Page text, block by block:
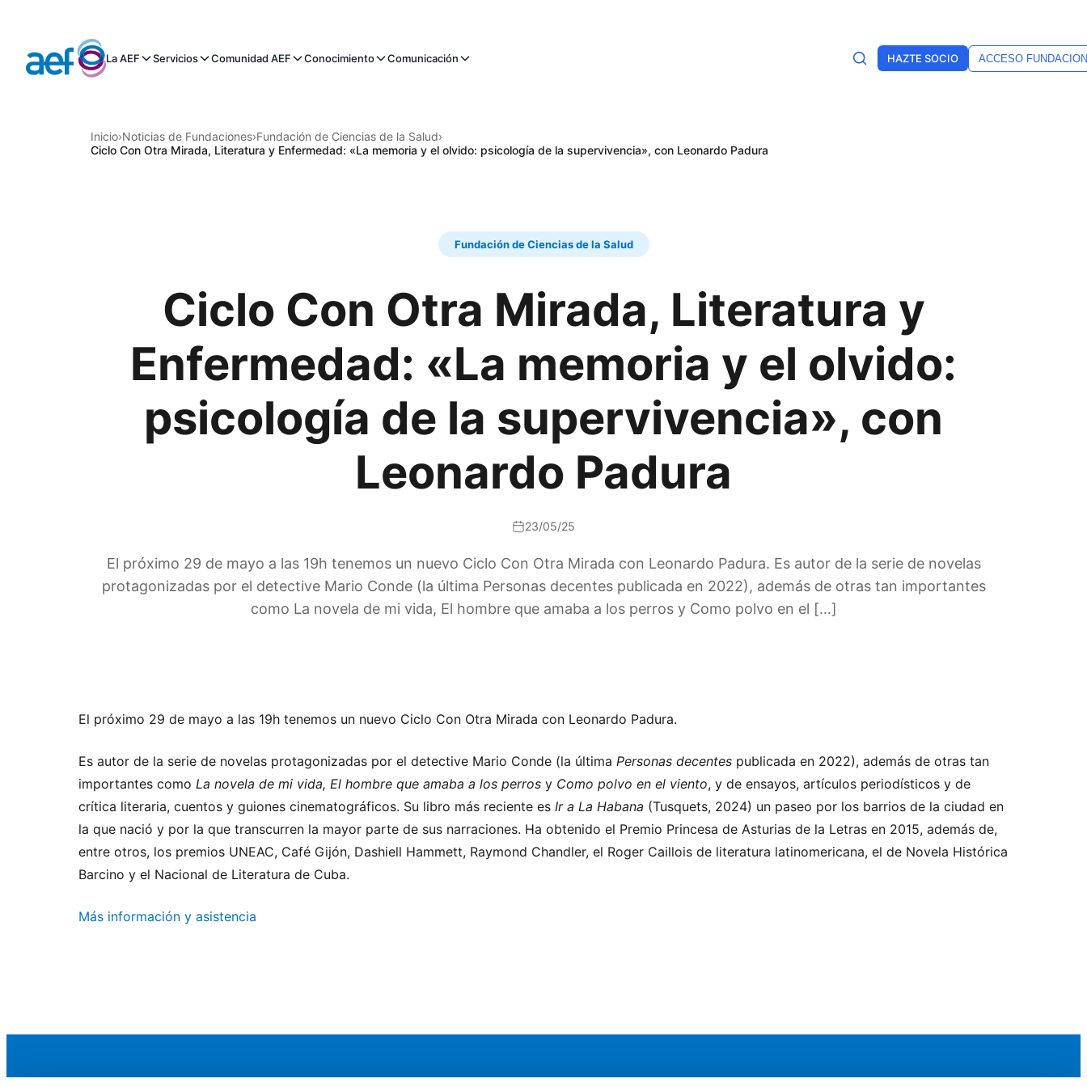
La AEF Servicios Comunidad AEF Conocimiento Comunicación HAZTE SOCIO ACCESO
Inicio›Noticias de Fundaciones›Fundación de Ciencias de la Salud›
Ciclo Con Otra Mirada, Literatura y Enfermedad: «La memoria y el olvido: psicología de la supervivencia», con Leonardo Padura
Fundación de Ciencias de la Salud
Ciclo Con Otra Mirada, Literatura y
Enfermedad: «La memoria y el olvido:
psicología de la supervivencia», con
Leonardo Padura
23/05/25
El próximo 29 de mayo a las 19h tenemos un nuevo Ciclo Con Otra Mirada con Leonardo Padura. Es autor de la serie de novelas
protagonizadas por el detective Mario Conde (la última Personas decentes publicada en 2022), además de otras tan importantes
como La novela de mi vida, El hombre que amaba a los perros y Como polvo en el […]
El próximo 29 de mayo a las 19h tenemos un nuevo Ciclo Con Otra Mirada con Leonardo Padura.
Es autor de la serie de novelas protagonizadas por el detective Mario Conde (la última Personas decentes publicada en 2022), además de otras tan
importantes como La novela de mi vida, El hombre que amaba a los perros y Como polvo en el viento, y de ensayos, artículos periodísticos y de
crítica literaria, cuentos y guiones cinematográficos. Su libro más reciente es Ir a La Habana (Tusquets, 2024) un paseo por los barrios de la ciudad en
la que nació y por la que transcurren la mayor parte de sus narraciones. Ha obtenido el Premio Princesa de Asturias de la Letras en 2015, además de,
entre otros, los premios UNEAC, Café Gijón, Dashiell Hammett, Raymond Chandler, el Roger Caillois de literatura latinomericana, el de Novela Histórica
Barcino y el Nacional de Literatura de Cuba.
Más información y asistencia